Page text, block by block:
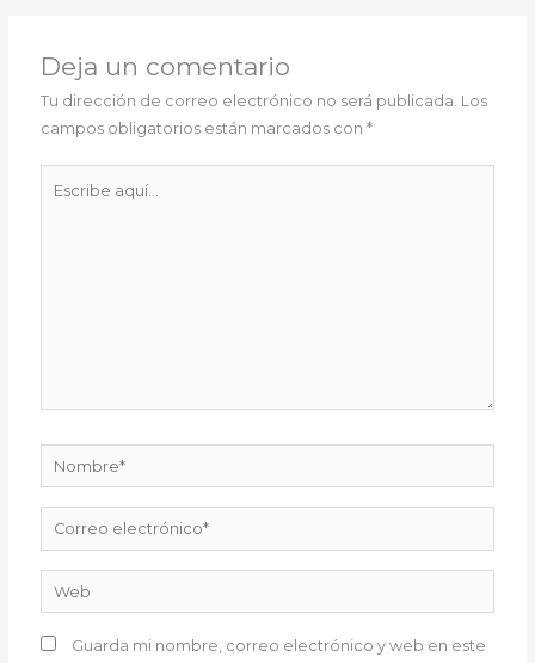
Deja un comentario
Tu dirección de correo electrónico no será publicada. Los
campos obligatorios están marcados con*
Nombre*
Correo
electrónico*
Guarda mi nombre, correo electrónico y web en este